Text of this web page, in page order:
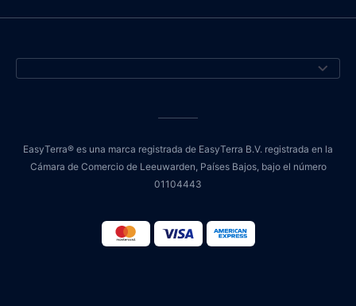
EasyTerra® es una marca registrada de EasyTerra B.V. registrada en la
Cámara de Comercio de Leeuwarden, Países Bajos, bajo el número
01104443